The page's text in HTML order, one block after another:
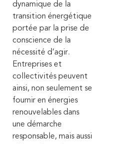
dynamique de la
transition énergétique
portée par la prise de
conscience de la
nécessité d’agir.
Entreprises et
collectivités peuvent
ainsi, non seulement se
fournir en énergies
renouvelables dans
une démarche
responsable, mais aussi